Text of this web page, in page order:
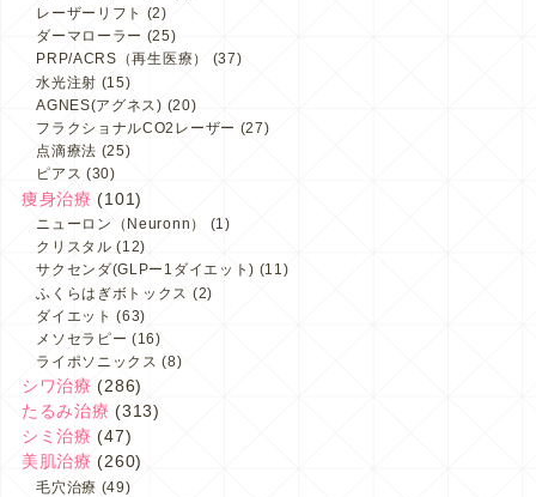
レーザーリフト (2)
ダーマローラー (25)
PRP/ACRS（再生医療）
(37)
水光注射 (15)
AGNES(アグネス) (20)
フラクショナルCO2レーザー (27)
点滴療法 (25)
ピアス (30)
痩身治療 (101)
ニューロン（Neuronn）
(1)
クリスタル (12)
サクセンダ(GLPー1ダイエット) (11)
ふくらはぎボトックス (2)
ダイエット (63)
メソセラピー (16)
ライポソニックス (8)
シワ治療 (286)
たるみ治療 (313)
シミ治療 (47)
美肌治療 (260)
毛穴治療 (49)